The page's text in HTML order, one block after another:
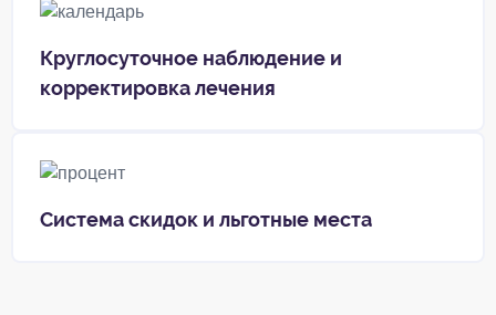
Круглосуточное наблюдение и
корректировка лечения
Система скидок и льготные места